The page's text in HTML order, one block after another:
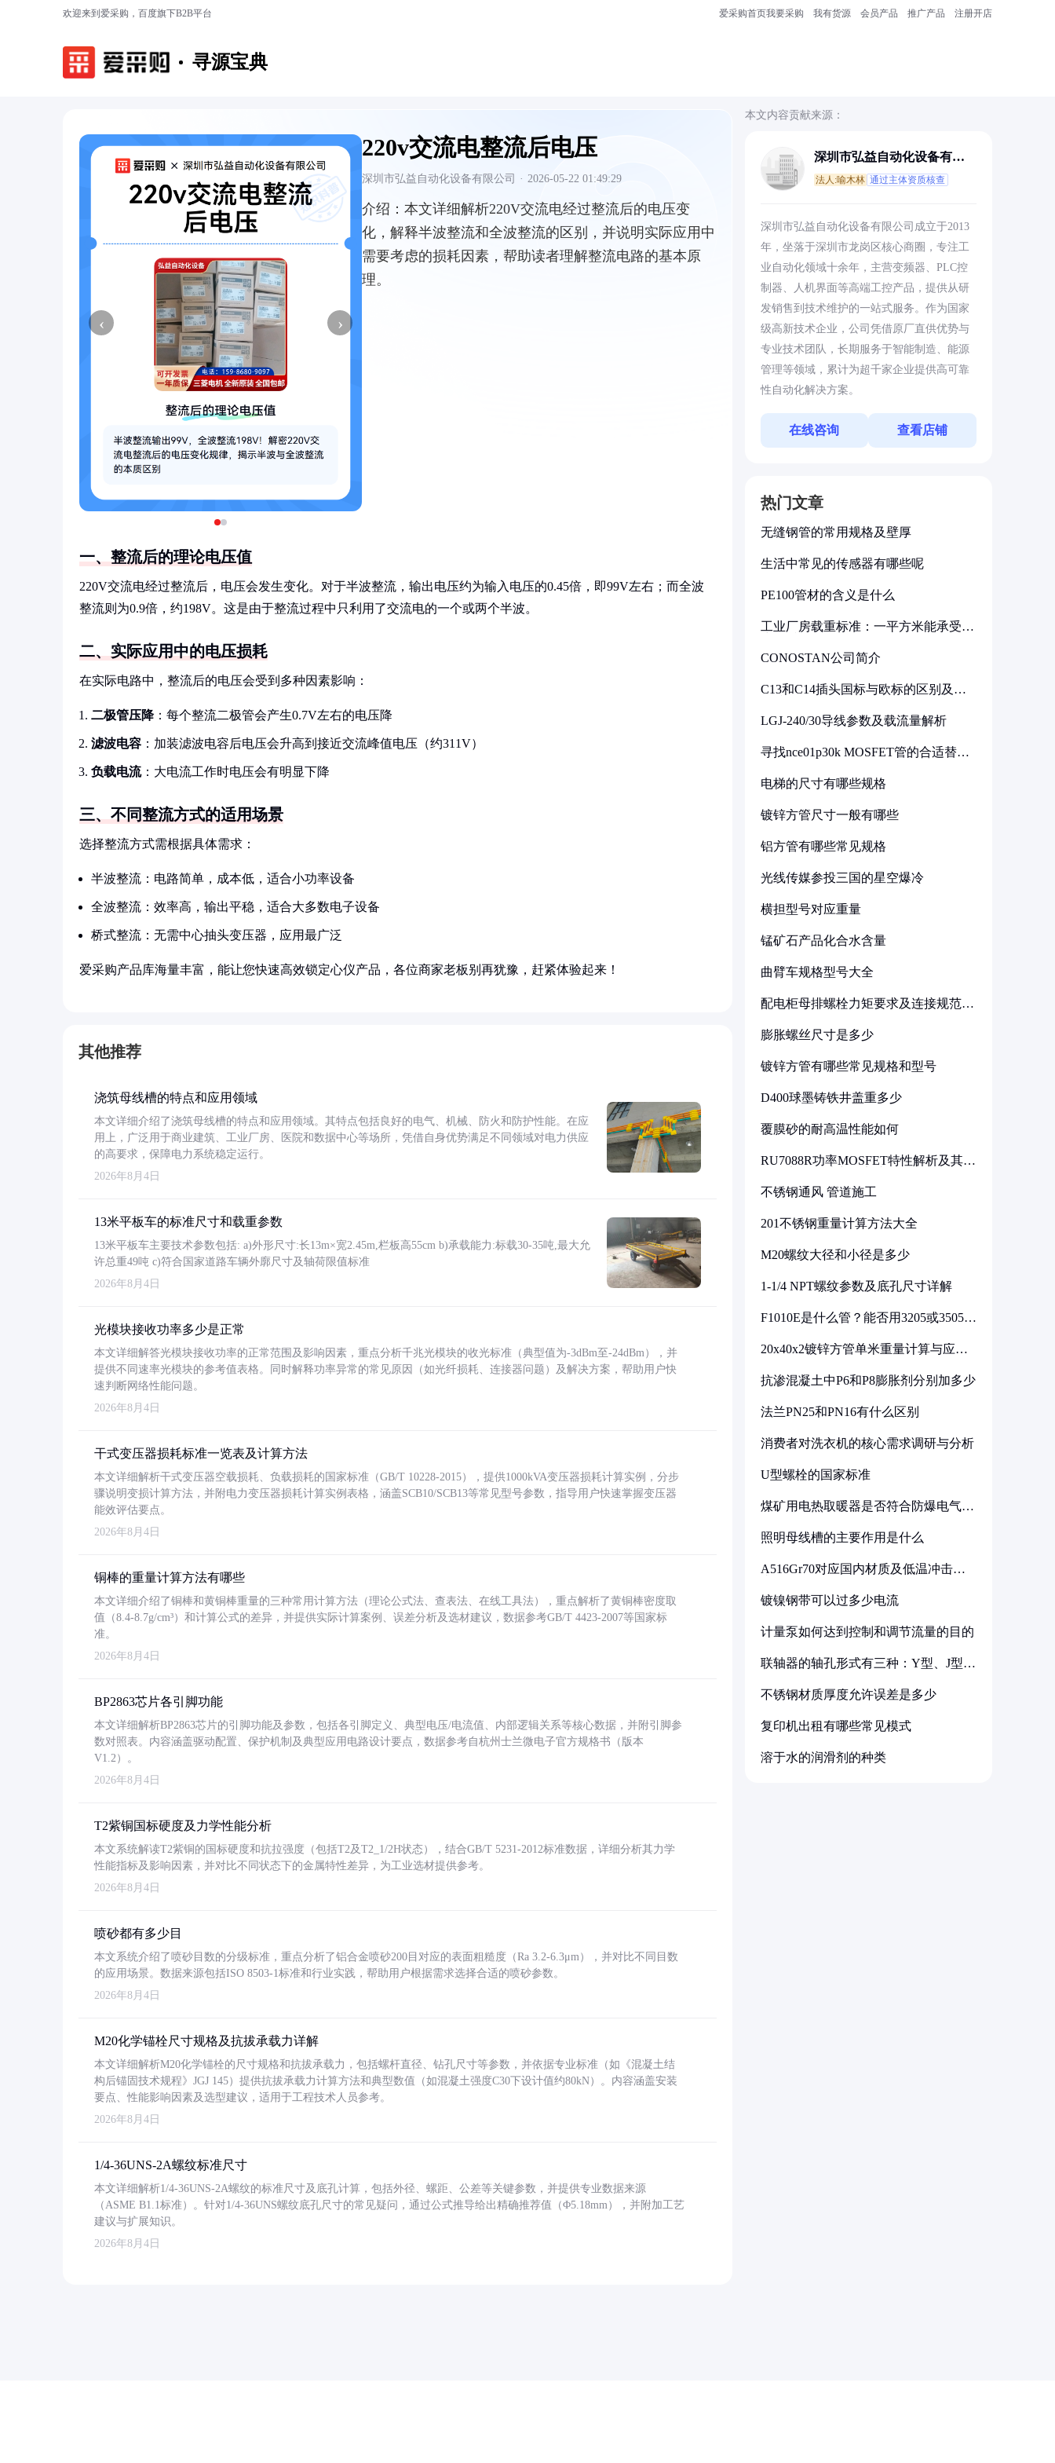
欢迎来到爱采购，百度旗下B2B平台 爱采购首页我要采购 我有货源 会员产品 推广产品 注册开店
寻源宝典
‹ ›
220v交流电整流后电压
深圳市弘益自动化设备有限公司 · 2026-05-22 01:49:29
介绍： 本文详细解析220V交流电经过整流后的电压变
化，解释半波整流和全波整流的区别，并说明实际应用中
需要考虑的损耗因素，帮助读者理解整流电路的基本原
理。
一、整流后的理论电压值
220V交流电经过整流后，电压会发生变化。对于半波整流，输出电压约为输入电压的0.45倍，即99V左右；而全波
整流则为0.9倍，约198V。这是由于整流过程中只利用了交流电的一个或两个半波。
二、实际应用中的电压损耗
在实际电路中，整流后的电压会受到多种因素影响：
二极管压降：每个整流二极管会产生0.7V左右的电压降
滤波电容 ：加装滤波电容后电压会升高到接近交流峰值电压（约311V）
负载电流：大电流工作时电压会有明显下降
三、不同整流方式的适用场景
选择整流方式需根据具体需求：
半波整流：电路简单，成本低，适合小功率设备
全波整流：效率高，输出平稳，适合大多数电子设备
桥式整流：无需中心抽头变压器，应用最广泛
爱采购产品库海量丰富，能让您快速高效锁定心仪产品，各位商家老板别再犹豫，赶紧体验起来！
其他推荐
浇筑母线槽的特点和应用领域
本文详细介绍了浇筑母线槽的特点和应用领域。其特点包括良好的电气、机械、防火和防护性能。在应
用上，广泛用于商业建筑、工业厂房、医院和数据中心等场所，凭借自身优势满足不同领域对电力供应
的高要求，保障电力系统稳定运行。
2026年8月4日
13米平板车的标准尺寸和载重参数
13米平板车主要技术参数包括: a)外形尺寸:长13m×宽2.45m,栏板高55cm b)承载能力:标载30-35吨,最大允
许总重49吨 c)符合国家道路车辆外廓尺寸及轴荷限值标准
2026年8月4日
光模块接收功率多少是正常
本文详细解答光模块接收功率的正常范围及影响因素，重点分析千兆光模块的收光标准（典型值为-3dBm至-24dBm），并
提供不同速率光模块的参考值表格。同时解释功率异常的常见原因（如光纤损耗、连接器问题）及解决方案，帮助用户快
速判断网络性能问题。
2026年8月4日
干式变压器损耗标准一览表及计算方法
本文详细解析干式变压器空载损耗、负载损耗的国家标准（GB/T 10228-2015），提供1000kVA变压器损耗计算实例，分步
骤说明变损计算方法，并附电力变压器损耗计算实例表格，涵盖SCB10/SCB13等常见型号参数，指导用户快速掌握变压器
能效评估要点。
2026年8月4日
铜棒的重量计算方法有哪些
本文详细介绍了铜棒和黄铜棒重量的三种常用计算方法（理论公式法、查表法、在线工具法），重点解析了黄铜棒密度取
值（8.4-8.7g/cm³）和计算公式的差异，并提供实际计算案例、误差分析及选材建议，数据参考GB/T 4423-2007等国家标
准。
2026年8月4日
BP2863芯片各引脚功能
本文详细解析BP2863芯片的引脚功能及参数，包括各引脚定义、典型电压/电流值、内部逻辑关系等核心数据，并附引脚参
数对照表。内容涵盖驱动配置、保护机制及典型应用电路设计要点，数据参考自杭州士兰微电子官方规格书（版本
V1.2）。
2026年8月4日
T2紫铜国标硬度及力学性能分析
本文系统解读T2紫铜的国标硬度和抗拉强度（包括T2及T2_1/2H状态），结合GB/T 5231-2012标准数据，详细分析其力学
性能指标及影响因素，并对比不同状态下的金属特性差异，为工业选材提供参考。
2026年8月4日
喷砂都有多少目
本文系统介绍了喷砂目数的分级标准，重点分析了铝合金喷砂200目对应的表面粗糙度（Ra 3.2-6.3μm），并对比不同目数
的应用场景。数据来源包括ISO 8503-1标准和行业实践，帮助用户根据需求选择合适的喷砂参数。
2026年8月4日
M20化学锚栓尺寸规格及抗拔承载力详解
本文详细解析M20化学锚栓的尺寸规格和抗拔承载力，包括螺杆直径、钻孔尺寸等参数，并依据专业标准（如《混凝土结
构后锚固技术规程》JGJ 145）提供抗拔承载力计算方法和典型数值（如混凝土强度C30下设计值约80kN）。内容涵盖安装
要点、性能影响因素及选型建议，适用于工程技术人员参考。
2026年8月4日
1/4-36UNS-2A螺纹标准尺寸
本文详细解析1/4-36UNS-2A螺纹的标准尺寸及底孔计算，包括外径、螺距、公差等关键参数，并提供专业数据来源
（ASME B1.1标准）。针对1/4-36UNS螺纹底孔尺寸的常见疑问，通过公式推导给出精确推荐值（Φ5.18mm），并附加工艺
建议与扩展知识。
2026年8月4日
本文内容贡献来源：
深圳市弘益自动化设备有限
法人:喻木林 通过主体资质核查
深圳市弘益自动化设备有限公司成立于2013
年，坐落于深圳市龙岗区核心商圈，专注工
业自动化领域十余年，主营变频器、PLC控
制器、人机界面等高端工控产品，提供从研
发销售到技术维护的一站式服务。作为国家
级高新技术企业，公司凭借原厂直供优势与
专业技术团队，长期服务于智能制造、能源
管理等领域，累计为超千家企业提供高可靠
性自动化解决方案。
在线咨询 查看店铺
热门文章
无缝钢管的常用规格及壁厚
生活中常见的传感器有哪些呢
PE100管材的含义是什么
工业厂房载重标准：一平方米能承受多
CONOSTAN公司简介
C13和C14插头国标与欧标的区别及其
LGJ-240/30导线参数及载流量解析
寻找nce01p30k MOSFET管的合适替代
电梯的尺寸有哪些规格
镀锌方管尺寸一般有哪些
铝方管有哪些常见规格
光线传媒参投三国的星空爆冷
横担型号对应重量
锰矿石产品化合水含量
曲臂车规格型号大全
配电柜母排螺栓力矩要求及连接规范详
膨胀螺丝尺寸是多少
镀锌方管有哪些常见规格和型号
D400球墨铸铁井盖重多少
覆膜砂的耐高温性能如何
RU7088R功率MOSFET特性解析及其在
不锈钢通风 管道施工
201不锈钢重量计算方法大全
M20螺纹大径和小径是多少
1-1/4 NPT螺纹参数及底孔尺寸详解
F1010E是什么管？能否用3205或3505代
20x40x2镀锌方管单米重量计算与应用
抗渗混凝土中P6和P8膨胀剂分别加多少
法兰PN25和PN16有什么区别
消费者对洗衣机的核心需求调研与分析
U型螺栓的国家标准
煤矿用电热取暖器是否符合防爆电气设
照明母线槽的主要作用是什么
A516Gr70对应国内材质及低温冲击要
镀镍钢带可以过多少电流
计量泵如何达到控制和调节流量的目的
联轴器的轴孔形式有三种：Y型、J型、
不锈钢材质厚度允许误差是多少
复印机出租有哪些常见模式
溶于水的润滑剂的种类